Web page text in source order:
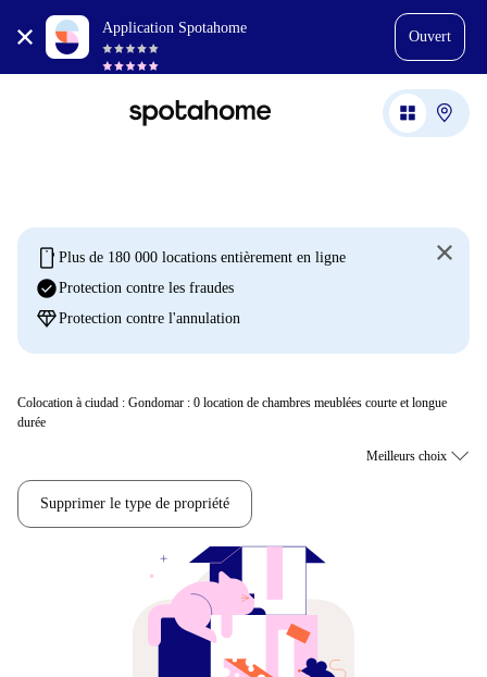
Application Spotahome
Ouvert
mobile Plus de 180 000 locations entièrement en ligne
check_circleProtection contre les fraudes
diamondProtection contre l'annulation
Colocation à ciudad : Gondomar : 0 location de chambres meublées courte et longue
durée
Supprimer le type de propriété